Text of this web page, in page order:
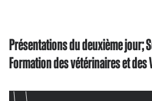
Présentations du deuxième jour;
Formation des vétérinaires et des